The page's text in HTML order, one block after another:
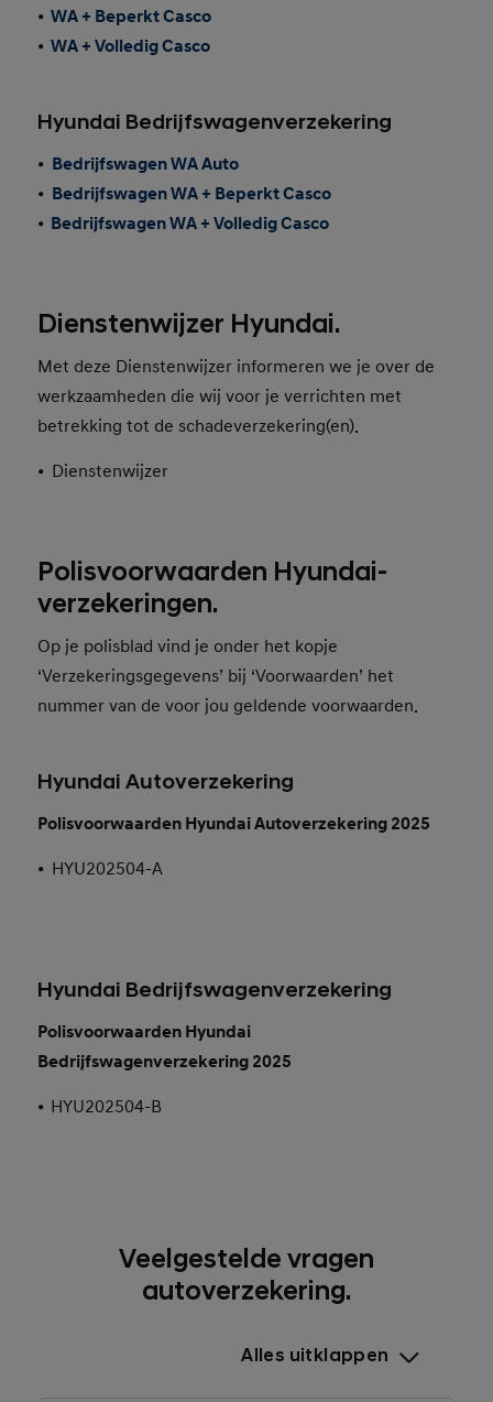
•WA + Beperkt Casco
•WA + Volledig Casco
Hyundai Bedrijfswagenverzekering
• Bedrijfswagen WA Auto
• Bedrijfswagen WA + Beperkt Casco
• Bedrijfswagen WA + Volledig Casco
Dienstenwijzer Hyundai.
Met deze Dienstenwijzer informeren we je over de
werkzaamheden die wij voor je verrichten met
betrekking tot de schadeverzekering(en).
• Dienstenwijzer
Polisvoorwaarden Hyundai-
verzekeringen.
Op je polisblad vind je onder het kopje
‘Verzekeringsgegevens’ bij ‘Voorwaarden’ het
nummer van de voor jou geldende voorwaarden.
Hyundai Autoverzekering
Polisvoorwaarden Hyundai Autoverzekering 2025
• HYU202504-A
Hyundai Bedrijfswagenverzekering
Polisvoorwaarden Hyundai
Bedrijfswagenverzekering 2025
• HYU202504-B
Veelgestelde vragen
autoverzekering.
Alles uitklappen